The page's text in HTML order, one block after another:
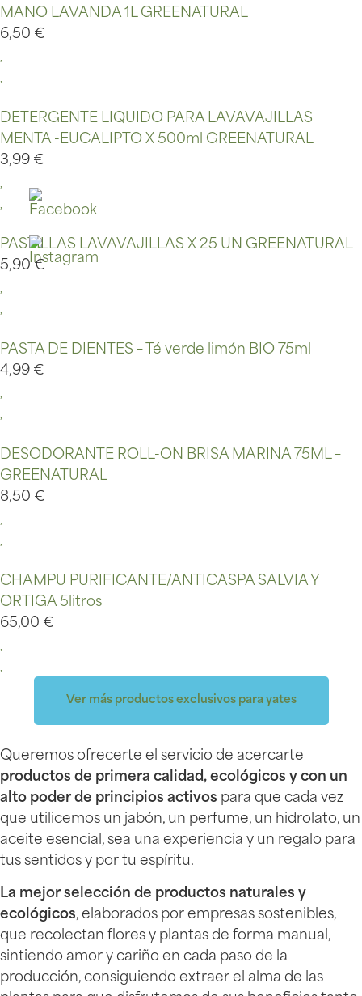
MANO LAVANDA 1L GREENATURAL
6,50 €
DETERGENTE LIQUIDO PARA LAVAVAJILLAS
MENTA -EUCALIPTO X 500ml GREENATURAL
3,99 €
PASTILLAS LAVAVAJILLAS X 25 UN GREENATURAL
5,90€
PASTA DE DIENTES – Té verde limón BIO 75ml
4,99 €
DESODORANTE ROLL-ON BRISA MARINA 75ML –
GREENATURAL
8,50 €
CHAMPU PURIFICANTE/ANTICASPA SALVIA Y
ORTIGA 5litros
65,00 €
Ver más productos exclusivos para yates
Queremos ofrecerte el servicio de acercarte
productos de primera calidad, ecológicos y con un
alto poder de principios activos para que cada vez
que utilicemos un jabón, un perfume, un hidrolato, un
aceite esencial, sea una experiencia y un regalo para
tus sentidos y por tu espíritu.
La mejor selección de productos naturales y
ecológicos, elaborados por empresas sostenibles,
que recolectan flores y plantas de forma manual,
sintiendo amor y cariño en cada paso de la
producción, consiguiendo extraer el alma de las